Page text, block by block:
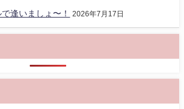
逢いましょ〜！ 2026年7月17日